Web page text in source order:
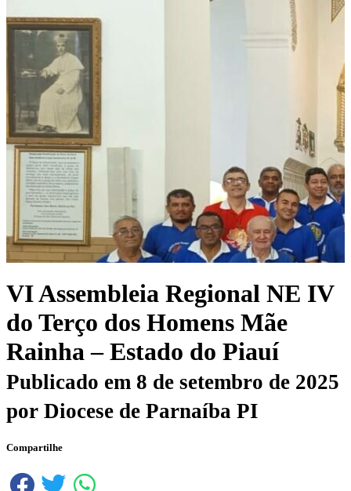
VI Assembleia Regional NE IV
do Terço dos Homens Mãe
Rainha – Estado do Piauí
Publicado em 8 de setembro de 2025
por Diocese de Parnaíba PI
Compartilhe